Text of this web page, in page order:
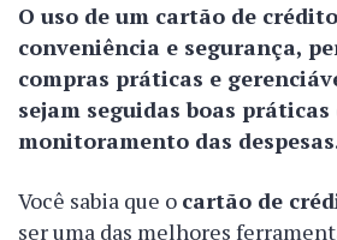
O uso de um cartão de
conveniência e segurança,
compras práticas e
sejam seguidas boas
monitoramento das
Você sabia que o cartão de
ser uma das melhores